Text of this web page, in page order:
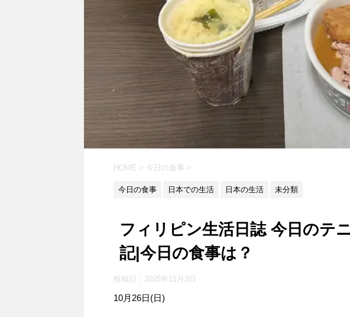
HOME > 今日の食事 >
今日の食事 日本での生活 日本の生活 未分類
フィリピン生活日誌 今日のテ
記|今日の食事は？
投稿日： 2025年11月3日
10月26日(日)